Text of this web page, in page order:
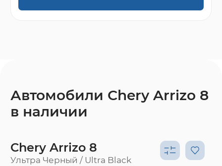
Автомобили Chery Arrizo 8
в наличии
Chery Arrizo 8
Ультра Черный / Ultra Black